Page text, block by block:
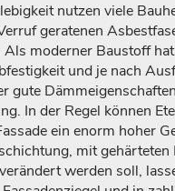
nutzen viele
geratenen
moderner Baustoff
und je nach
In der Regel können
ein enorm hoher
mit
werden soll,